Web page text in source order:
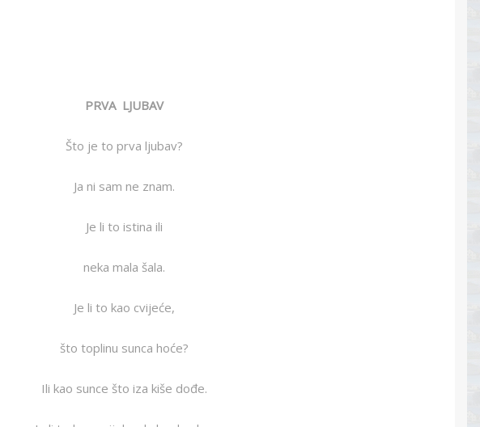
PRVA LJUBAV
Što je to prva ljubav?
Ja ni sam ne znam.
Je li to istina ili
neka mala šala.
Je li to kao cvijeće,
što toplinu sunca hoće?
Ili kao sunce što iza kiše dođe.